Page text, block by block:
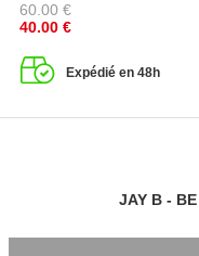
60.00 €
40.00 €
Expédié en 48h
JAY B -